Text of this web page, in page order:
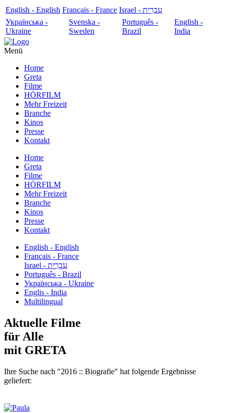
English - English Français - France
עִבְרִית - Israel
Українська -
Ukraine
Svenska -
Sweden
Português -
Brazil
English -
India
Menü
Home
Greta
Filme
HÖRFILM
Mehr Freizeit
Branche
Kinos
Presse
Kontakt
Home
Greta
Filme
HÖRFILM
Mehr Freizeit
Branche
Kinos
Presse
Kontakt
English - English
Français - France
עִבְרִית - Israel
Português - Brazil
Українська - Ukraine
Englis - India
Multilingual
Aktuelle Filme
für Alle
mit GRETA
Ihre Suche nach "2016 :: Biografie" hat folgende Ergebnisse
geliefert: